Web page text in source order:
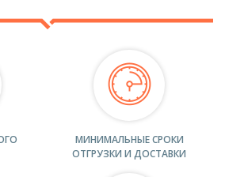
МИНИМАЛЬНЫЕ СРОКИ
ОТГРУЗКИ И ДОСТАВКИ